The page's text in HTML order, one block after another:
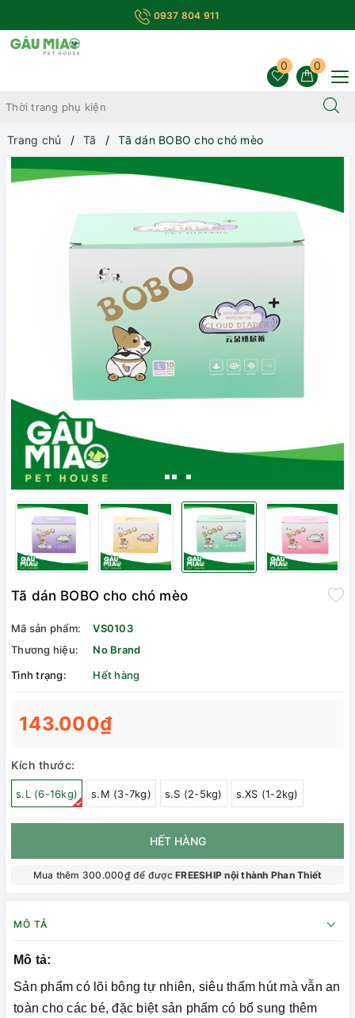
0937 804 911
0
0
Trang chủ Tã Tã dán BOBO cho chó mèo
Tã dán BOBO cho chó mèo
Mã sản phẩm:
VS0103
Thương hiệu:
No Brand
Tình trạng:
Hết hàng
143.000₫
Kích thước:
s.L (6-16kg) s.M (3-7kg) s.S (2-5kg) s.XS (1-2kg)
HẾT HÀNG
Mua thêm 300.000₫ để đượcFREESHIP nội thành Phan Thiết
MÔ TẢ
Mô tả:
Sản phẩm có lõi bông tự nhiên, siêu thấm hút mà vẫn an
toàn cho các bé, đặc biệt sản phẩm có bổ sung thêm